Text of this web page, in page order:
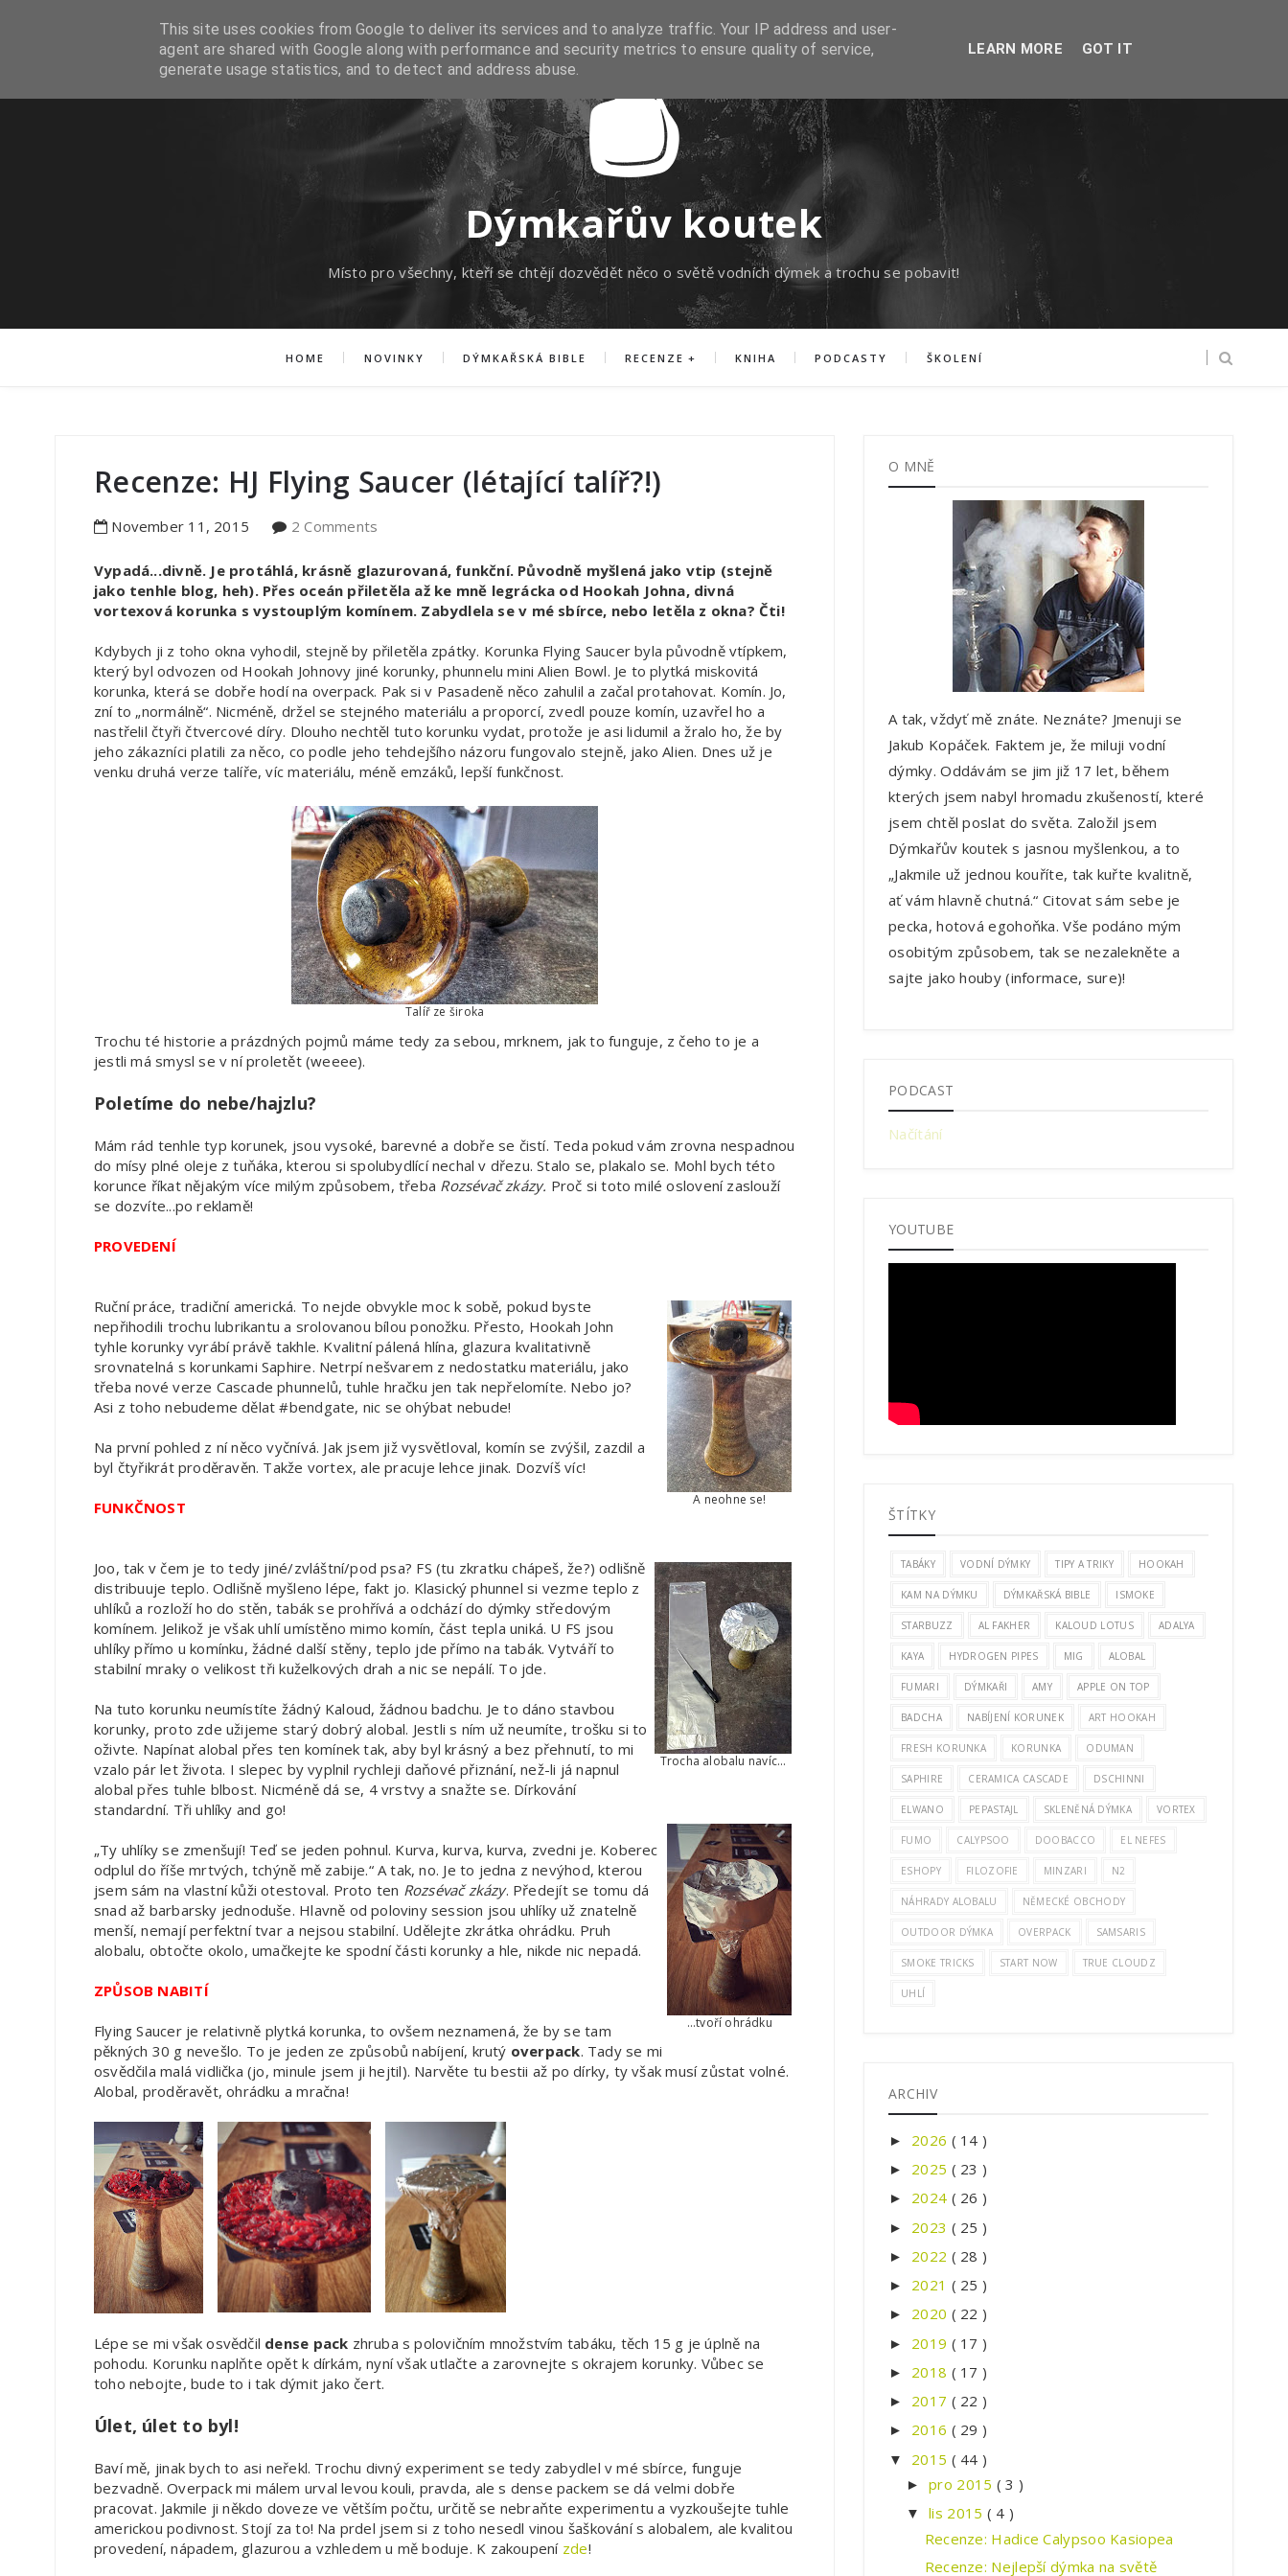
Dýmkařův koutek
Místo pro všechny, kteří se chtějí dozvědět něco o světě vodních dýmek a trochu se pobavit!
HOME NOVINKY DÝMKAŘSKÁ BIBLE RECENZE KNIHA PODCASTY ŠKOLENÍ
Recenze: HJ Flying Saucer (létající talíř?!)
November 11 , 2015 2 Comments
Vypadá...divně. Je protáhlá, krásně glazurovaná, funkční. Původně myšlená jako vtip (stejně
jako tenhle blog, heh). Přes oceán přiletěla až ke mně legrácka od Hookah Johna, divná
vortexová korunka s vystouplým komínem. Zabydlela se v mé sbírce, nebo letěla z okna? Čti!
Kdybych ji z toho okna vyhodil, stejně by přiletěla zpátky. Korunka Flying Saucer byla původně vtípkem,
který byl odvozen od Hookah Johnovy jiné korunky, phunnelu mini Alien Bowl. Je to plytká miskovitá
korunka, která se dobře hodí na overpack. Pak si v Pasadeně něco zahulil a začal protahovat. Komín. Jo,
zní to „normálně“. Nicméně, držel se stejného materiálu a proporcí, zvedl pouze komín, uzavřel ho a
nastřelil čtyři čtvercové díry. Dlouho nechtěl tuto korunku vydat, protože je asi lidumil a žralo ho, že by
jeho zákazníci platili za něco, co podle jeho tehdejšího názoru fungovalo stejně, jako Alien. Dnes už je
venku druhá verze talíře, víc materiálu, méně emzáků, lepší funkčnost.
Talíř ze široka
Trochu té historie a prázdných pojmů máme tedy za sebou, mrknem, jak to funguje, z čeho to je a
jestli má smysl se v ní proletět (weeee).
Poletíme do nebe/hajzlu?
Mám rád tenhle typ korunek, jsou vysoké, barevné a dobře se čistí. Teda pokud vám zrovna nespadnou
do mísy plné oleje z tuňáka, kterou si spolubydlící nechal v dřezu. Stalo se, plakalo se. Mohl bych této
korunce říkat nějakým více milým způsobem, třeba Rozsévač zkázy. Proč si toto milé oslovení zaslouží
se dozvíte...po reklamě!
PROVEDENÍ
A neohne se!
Ruční práce, tradiční americká. To nejde obvykle moc k sobě, pokud byste
nepřihodili trochu lubrikantu a srolovanou bílou ponožku. Přesto, Hookah John
tyhle korunky vyrábí právě takhle. Kvalitní pálená hlína, glazura kvalitativně
srovnatelná s korunkami Saphire. Netrpí nešvarem z nedostatku materiálu, jako
třeba nové verze Cascade phunnelů, tuhle hračku jen tak nepřelomíte. Nebo jo?
Asi z toho nebudeme dělat #bendgate, nic se ohýbat nebude!
Na první pohled z ní něco vyčnívá. Jak jsem již vysvětloval, komín se zvýšil, zazdil a
byl čtyřikrát proděravěn. Takže vortex, ale pracuje lehce jinak. Dozvíš víc!
FUNKČNOST
Trocha alobalu navíc...
Joo, tak v čem je to tedy jiné/zvláštní/pod psa? FS (tu zkratku chápeš, že?) odlišně
distribuuje teplo. Odlišně myšleno lépe, fakt jo. Klasický phunnel si vezme teplo z
uhlíků a rozloží ho do stěn, tabák se prohřívá a odchází do dýmky středovým
komínem. Jelikož je však uhlí umístěno mimo komín, část tepla uniká. U FS jsou
uhlíky přímo u komínku, žádné další stěny, teplo jde přímo na tabák. Vytváří to
stabilní mraky o velikost tři kuželkových drah a nic se nepálí. To jde.
Na tuto korunku neumístíte žádný Kaloud, žádnou badchu. Je to dáno stavbou
korunky, proto zde užijeme starý dobrý alobal. Jestli s ním už neumíte, trošku si to
oživte. Napínat alobal přes ten komínek tak, aby byl krásný a bez přehnutí, to mi
vzalo pár let života. I slepec by vyplnil rychleji daňové přiznání, než-li já napnul
alobal přes tuhle blbost. Nicméně dá se, 4 vrstvy a snažte se. Dírkování
standardní. Tři uhlíky and go!
...tvoří ohrádku
„Ty uhlíky se zmenšují! Teď se jeden pohnul. Kurva, kurva, kurva, zvedni je. Koberec
odplul do říše mrtvých, tchýně mě zabije.“ A tak, no. Je to jedna z nevýhod, kterou
jsem sám na vlastní kůži otestoval. Proto ten Rozsévač zkázy. Předejít se tomu dá
snad až barbarsky jednoduše. Hlavně od poloviny session jsou uhlíky už znatelně
menší, nemají perfektní tvar a nejsou stabilní. Udělejte zkrátka ohrádku. Pruh
alobalu, obtočte okolo, umačkejte ke spodní části korunky a hle, nikde nic nepadá.
ZPŮSOB NABITÍ
Flying Saucer je relativně plytká korunka, to ovšem neznamená, že by se tam
pěkných 30 g nevešlo. To je jeden ze způsobů nabíjení, krutý overpack. Tady se mi
osvědčila malá vidlička (jo, minule jsem ji hejtil). Narvěte tu bestii až po dírky, ty však musí zůstat volné.
Alobal, proděravět, ohrádku a mračna!
Lépe se mi však osvědčil dense pack zhruba s polovičním množstvím tabáku, těch 15 g je úplně na
pohodu. Korunku naplňte opět k dírkám, nyní však utlačte a zarovnejte s okrajem korunky. Vůbec se
toho nebojte, bude to i tak dýmit jako čert.
Úlet, úlet to byl!
Baví mě, jinak bych to asi neřekl. Trochu divný experiment se tedy zabydlel v mé sbírce, funguje
bezvadně. Overpack mi málem urval levou kouli, pravda, ale s dense packem se dá velmi dobře
pracovat. Jakmile ji někdo doveze ve větším počtu, určitě se nebraňte experimentu a vyzkoušejte tuhle
americkou podivnost. Stojí za to! Na prdel jsem si z toho nesedl vinou šaškování s alobalem, ale kvalitou
provedení, nápadem, glazurou a vzhledem u mě boduje. K zakoupení zde!
O MNĚ
A tak, vždyť mě znáte. Neznáte? Jmenuji se
Jakub Kopáček. Faktem je, že miluji vodní
dýmky. Oddávám se jim již 17 let, během
kterých jsem nabyl hromadu zkušeností, které
jsem chtěl poslat do světa. Založil jsem
Dýmkařův koutek s jasnou myšlenkou, a to
„Jakmile už jednou kouříte, tak kuřte kvalitně,
ať vám hlavně chutná.“ Citovat sám sebe je
pecka, hotová egohoňka. Vše podáno mým
osobitým způsobem, tak se nezalekněte a
sajte jako houby (informace, sure)!
PODCAST
Načítání
YOUTUBE
ŠTÍTKY
TABÁKY VODNÍ DÝMKY TIPY A TRIKY HOOKAH
KAM NA DÝMKU DÝMKAŘSKÁ BIBLE ISMOKE
STARBUZZ AL FAKHER KALOUD LOTUS ADALYA
KAYA HYDROGEN PIPES MIG ALOBAL
FUMARI DÝMKAŘI AMY APPLE ON TOP
BADCHA NABÍJENÍ KORUNEK ART HOOKAH
FRESH KORUNKA KORUNKA ODUMAN
SAPHIRE CERAMICA CASCADE DSCHINNI
ELWANO PEPASTAJL SKLENĚNÁ DÝMKA VORTEX
FUMO CALYPSOO DOOBACCO EL NEFES
ESHOPY FILOZOFIE MINZARI N2
NÁHRADY ALOBALU NĚMECKÉ OBCHODY
OUTDOOR DÝMKA OVERPACK SAMSARIS
SMOKE TRICKS START NOW TRUE CLOUDZ
UHLÍ
ARCHIV
► 2026 ( 14 )
► 2025 ( 23 )
► 2024 ( 26 )
► 2023 ( 25 )
► 2022 ( 28 )
► 2021 ( 25 )
► 2020 ( 22 )
► 2019 ( 17 )
► 2018 ( 17 )
► 2017 ( 22 )
► 2016 ( 29 )
▼ 2015 ( 44 )
►pro 2015 ( 3 )
▼lis 2015 ( 4 )
Recenze: Hadice Calypsoo Kasiopea
Recenze: Nejlepší dýmka na světě
This site uses cookies from Google to deliver its services and to analyze traffic. Your IP address and user-
agent are shared with Google along with performance and security metrics to ensure quality of service,
generate usage statistics, and to detect and address abuse.
LEARN MORE GOT IT